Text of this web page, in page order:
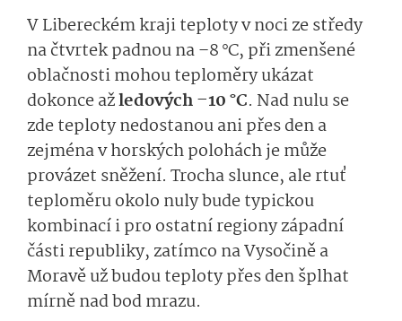
V Libereckém kraji teploty v noci ze středy
na čtvrtek padnou na –8 °C, při zmenšené
oblačnosti mohou teploměry ukázat
dokonce ažledových –10 °C. Nad nulu se
zde teploty nedostanou ani přes den a
zejména v horských polohách je může
provázet sněžení. Trocha slunce, ale rtuť
teploměru okolo nuly bude typickou
kombinací i pro ostatní regiony západní
části republiky, zatímco na Vysočině a
Moravě už budou teploty přes den šplhat
mírně nad bod mrazu.